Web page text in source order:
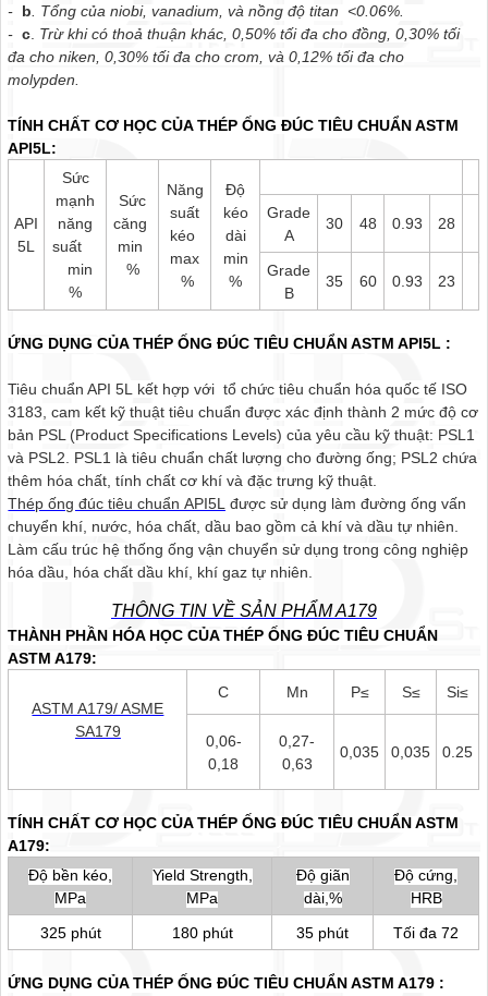
- b. Tổng của niobi, vanadium, và nồng độ titan <0.06%.
-c. Trừ khi có thoả thuận khác, 0,50% tối đa cho đồng, 0,30% tối
đa cho niken, 0,30% tối đa cho crom, và 0,12% tối đa cho
molypden.
TÍNH CHẤT CƠ HỌC CỦA THÉP ỐNG ĐÚC TIÊU CHUẨN ASTM
API5L:
API
5L
Sức
mạnh
năng
suất
min
%
Sức
căng
min
%
Năng
suất
kéo
max
%
Độ
kéo
dài
min
%
Grade
A
30 48 0.93 28
Grade
B
35 60 0.93 23
ỨNG DỤNG CỦA THÉP ỐNG ĐÚC TIÊU CHUẨN ASTM API5L :
Tiêu chuẩn API 5L kết hợp với tổ chức tiêu chuẩn hóa quốc tế ISO
3183, cam kết kỹ thuật tiêu chuẩn được xác định thành 2 mức độ cơ
bản PSL (Product Specifications Levels) của yêu cầu kỹ thuật: PSL1
và PSL2. PSL1 là tiêu chuẩn chất lượng cho đường ống; PSL2 chứa
thêm hóa chất, tính chất cơ khí và đặc trưng kỹ thuật.
Thép ống đúc tiêu chuẩn API5L được sử dụng làm đường ống vấn
chuyển khí, nước, hóa chất, dầu bao gồm cả khí và dầu tự nhiên.
Làm cấu trúc hệ thống ống vận chuyển sử dụng trong công nghiệp
hóa dầu, hóa chất dầu khí, khí gaz tự nhiên.
THÔNG TIN VỀ SẢN PHẨM A179
THÀNH PHẦN HÓA HỌC CỦA THÉP ỐNG ĐÚC TIÊU CHUẨN
ASTM A179:
ASTM A179/ ASME
SA179
C Mn P≤ S≤ Si≤
0,06-
0,18
0,27-
0,63
0,035 0,035 0.25
TÍNH CHẤT CƠ HỌC CỦA THÉP ỐNG ĐÚC TIÊU CHUẨN ASTM
A179:
Độ bền kéo,
MPa
Yield Strength,
MPa
Độ giãn
dài,%
Độ cứng,
HRB
325 phút
180 phút 35 phút Tối đa 72
ỨNG DỤNG CỦA THÉP ỐNG ĐÚC TIÊU CHUẨN ASTM A179 :